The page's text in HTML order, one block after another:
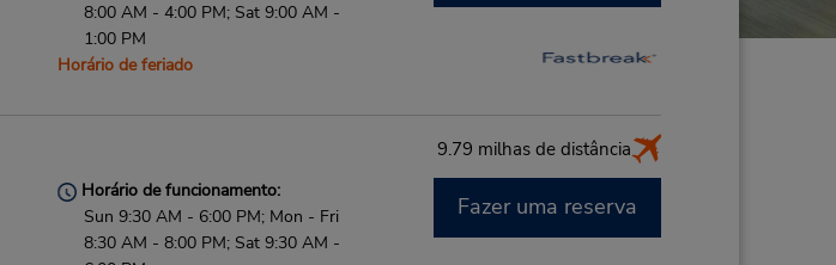
8:00 AM - 4:00 PM; Sat 9:00 AM -
1:00 PM
Horário de feriado
9.79 milhas de distância
Horário de funcionamento:
Sun 9:30 AM - 6:00 PM; Mon - Fri
8:30 AM - 8:00 PM; Sat 9:30 AM -
Fazer uma reserva